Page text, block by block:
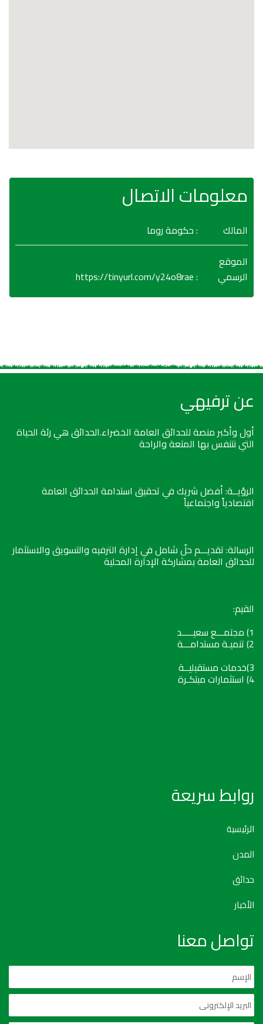
معلومات الاتصال
المالك
: حكومة روما
الموقع
الرسمي
:
https://tinyurl.com/y24o8rae
عن ترفيهي
أول وأكبر منصة للحدائق العامة الخضراء.الحدائق هي رئة الحياة
التي نتنفس بها المتعة والراحة
الرؤيــة: أفضل شريك في تحقيق استدامة الحدائق العامة
اقتصادياً واجتماعياً
الرسالة: تقديـــم حلّ شامل في إدارة الترفيه والتسويق والاستثمار
للحدائق العامة بمشاركة الإدارة المحلية
القيم:
1) مجتمـــع سعيـــــد
2) تنميـة مستدامـــة
3)خدمات مستقبليــة
4) استثمارات مبتكـرة
روابط سريعة
الرئيسية
المدن
حدائق
الأخبار
تواصل معنا